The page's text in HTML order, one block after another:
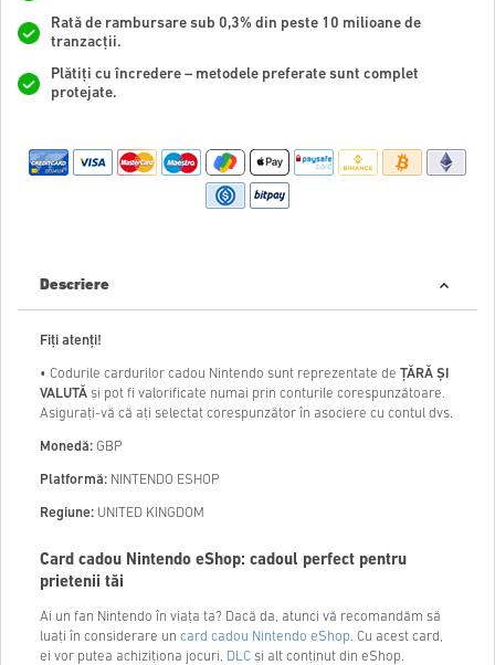
Rată de rambursare sub 0,3% din peste 10 milioane de
tranzacții.
Plătiți cu încredere – metodele preferate sunt complet
protejate.
Descriere
Fiţi atenți!
• Codurile cardurilor cadou Nintendo sunt reprezentate de ȚĂRĂ ȘI
VALUTĂ și pot fi valorificate numai prin conturile corespunzătoare.
Asigurați-vă că ați selectat corespunzător în asociere cu contul dvs.
Monedă: GBP
Platformă: NINTENDO ESHOP
Regiune: UNITED KINGDOM
Card cadou Nintendo eShop: cadoul perfect pentru
prietenii tăi
Ai un fan Nintendo în viața ta? Dacă da, atunci vă recomandăm să
luați în considerare un card cadou Nintendo eShop. Cu acest card,
ei vor putea achiziționa jocuri, DLC și alt conținut din eShop.